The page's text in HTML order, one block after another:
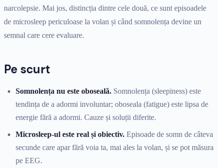
narcolepsie. Mai jos, distincția dintre cele două, ce sunt episoadele
de microsleep periculoase la volan și când somnolența devine un
semnal care cere evaluare.
Pe scurt
Somnolența nu este oboseală. Somnolența (sleepiness) este
tendința de a adormi involuntar; oboseala (fatigue) este lipsa de
energie fără a adormi. Cauze și soluții diferite.
Microsleep-ul este real și obiectiv. Episoade de somn de câteva
secunde care apar fără voia ta, mai ales la volan, și se pot măsura
pe EEG.